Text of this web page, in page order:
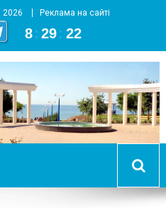
2026 Реклама на сайті
8 : 29 : 23
города Южный